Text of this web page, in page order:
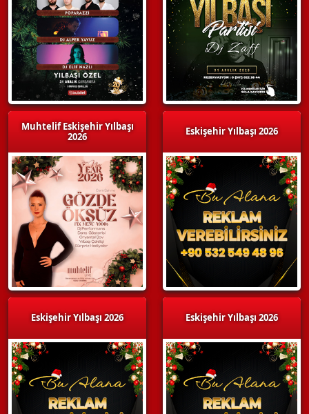
Muhtelif Eskişehir Yılbaşı
2026
Eskişehir Yılbaşı 2026
Eskişehir Yılbaşı 2026
Eskişehir Yılbaşı 2026